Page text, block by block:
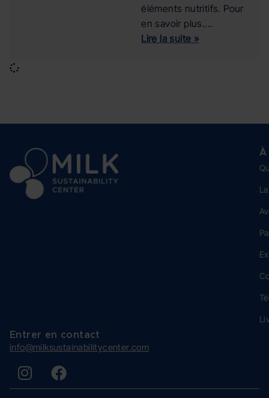
éléments nutritifs. Pour
en savoir plus....
Lire la suite »
À
Entrer en contact
info@milksustainabilitycenter.com